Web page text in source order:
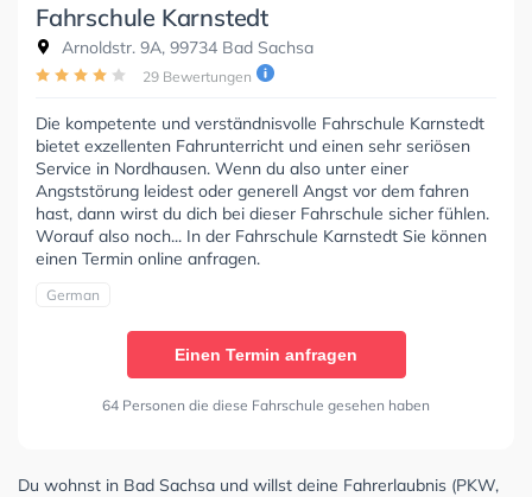
Fahrschule Karnstedt
Arnoldstr. 9A, 99734 Bad Sachsa
29 Bewertungen
Die kompetente und verständnisvolle Fahrschule Karnstedt
bietet exzellenten Fahrunterricht und einen sehr seriösen
Service in Nordhausen. Wenn du also unter einer
Angststörung leidest oder generell Angst vor dem fahren
hast, dann wirst du dich bei dieser Fahrschule sicher fühlen.
Worauf also noch... In der Fahrschule Karnstedt Sie können
einen Termin online anfragen.
German
Einen Termin anfragen
64 Personen die diese Fahrschule gesehen haben
Du wohnst in Bad Sachsa und willst deine Fahrerlaubnis (PKW,